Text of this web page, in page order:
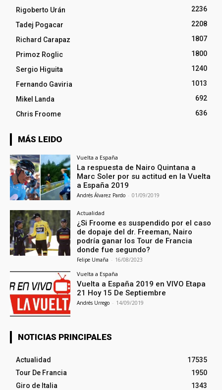
Rigoberto Urán
2236
Tadej Pogacar
2208
Richard Carapaz
1807
Primoz Roglic
1800
Sergio Higuita
1240
Fernando Gaviria
1013
Mikel Landa
692
Chris Froome
636
MÁS LEIDO
Vuelta a España
La respuesta de Nairo Quintana a
Marc Soler por su actitud en la Vuelta
a España 2019
Andrés Álvarez Pardo - 01/09/2019
Actualidad
¿Si Froome es suspendido por el caso
de dopaje del dr. Freeman, Nairo
podría ganar los Tour de Francia
donde fue segundo?
Felipe Umaña - 16/08/2023
Vuelta a España
Vuelta a España 2019 en VIVO Etapa
21 Hoy 15 De Septiembre
Andrés Urrego - 14/09/2019
NOTICIAS PRINCIPALES
Actualidad
17535
Tour De Francia
1950
Giro de Italia
1343